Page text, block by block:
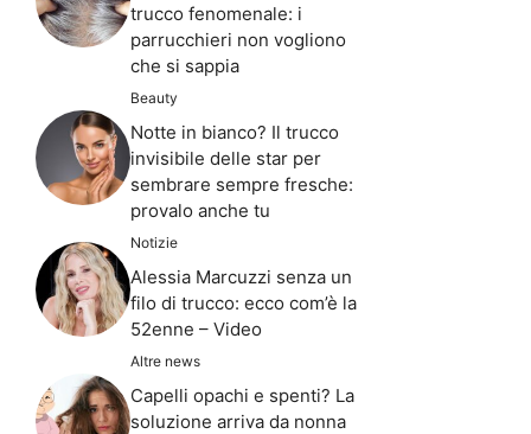
trucco fenomenale: i
parrucchieri non vogliono
che si sappia
Beauty
Notte in bianco? Il trucco
invisibile delle star per
sembrare sempre fresche:
provalo anche tu
Notizie
Alessia Marcuzzi senza un
filo di trucco: ecco com’è la
52enne – Video
Altre news
Capelli opachi e spenti? La
soluzione arriva da nonna